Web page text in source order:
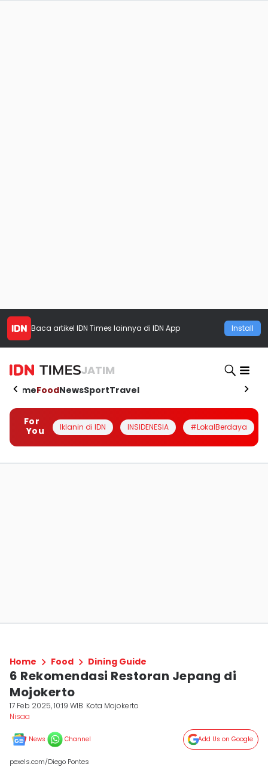
Baca artikel IDN Times lainnya di IDN App Install
JATIM
HomeFoodNewsSportTravel
For
You
Iklanin di IDN INSIDENESIA #LokalBerdaya
Home Food Dining Guide
6 Rekomendasi Restoran Jepang di
Mojokerto
17 Feb 2025, 10:19 WIB Kota Mojokerto
Nisaa
News Channel Add Us on Google
pexels.com/Diego Pontes